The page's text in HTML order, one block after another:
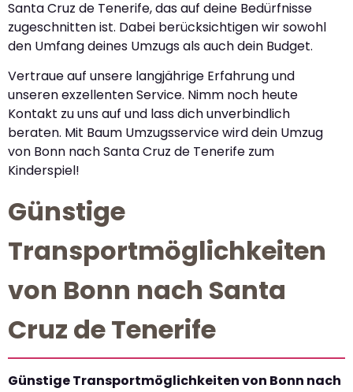
Santa Cruz de Tenerife, das auf deine Bedürfnisse
zugeschnitten ist. Dabei berücksichtigen wir sowohl
den Umfang deines Umzugs als auch dein Budget.
Vertraue auf unsere langjährige Erfahrung und
unseren exzellenten Service. Nimm noch heute
Kontakt zu uns auf und lass dich unverbindlich
beraten. Mit Baum Umzugsservice wird dein Umzug
von Bonn nach Santa Cruz de Tenerife zum
Kinderspiel!
Günstige
Transportmöglichkeiten
von Bonn nach Santa
Cruz de Tenerife
Günstige Transportmöglichkeiten von Bonn nach